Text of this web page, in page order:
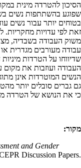
הסיכון להטרדה מינית
שפוגע בהשתתפות נשים
בטוחים יותר עבור נשים
זאת לפי עדויות מחקריות.
משוק העבודה בשבדיה,
עבודה מעורבים מגדרית
שדיווחו על הטרדות
העבודה ועוזבות את מקום
הנשים המוטרדות אינן
גם גברים סובלים יותר
כי את הנושא של הטרדה
מקור:
and Gender
Discussion Papers.